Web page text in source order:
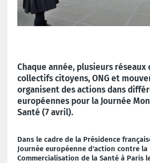
Chaque année, plusieurs réseaux
collectifs citoyens, ONG et
organisent des actions dans
européennes pour la Journée
Santé (7 avril).
Dans le cadre de la Présidence
Journée européenne d'action contre la
Commercialisation de la Santé à Paris